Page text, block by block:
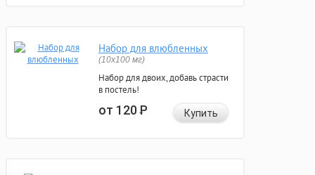
Набор для влюбленных
(10х100 мг)
Набор для двоих, добавь страсти
в постель!
от 120Р Купить